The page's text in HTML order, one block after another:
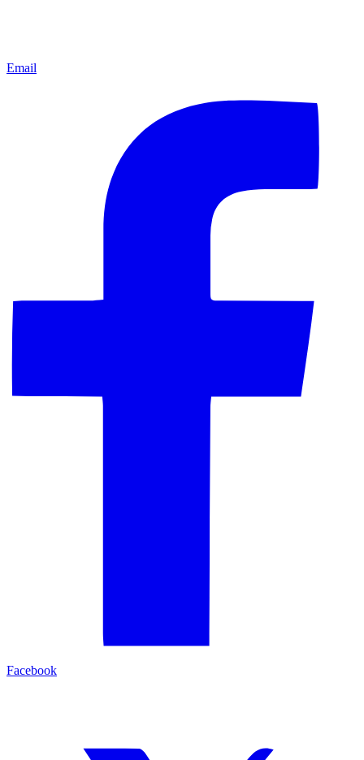
Email
Facebook